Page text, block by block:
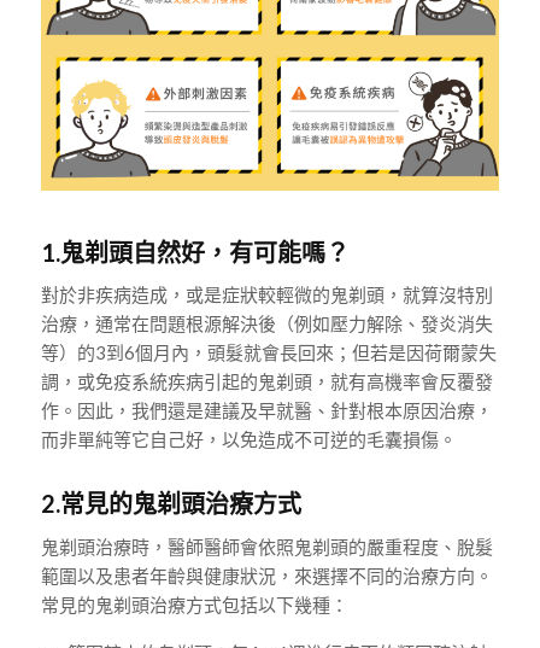
1.鬼剃頭自然好，有可能嗎？
對於非疾病造成，或是症狀較輕微的鬼剃頭，就算沒特別
治療，通常在問題根源解決後（例如壓力解除、發炎消失
等）的3到6個月內，頭髮就會長回來；但若是因荷爾蒙失
調，或免疫系統疾病引起的鬼剃頭，就有高機率會反覆發
作。因此，我們還是建議及早就醫、針對根本原因治療，
而非單純等它自己好，以免造成不可逆的毛囊損傷。
2.常見的鬼剃頭治療方式
鬼剃頭治療時，醫師醫師會依照鬼剃頭的嚴重程度、脫髮
範圍以及患者年齡與健康狀況，來選擇不同的治療方向。
常見的鬼剃頭治療方式包括以下幾種：